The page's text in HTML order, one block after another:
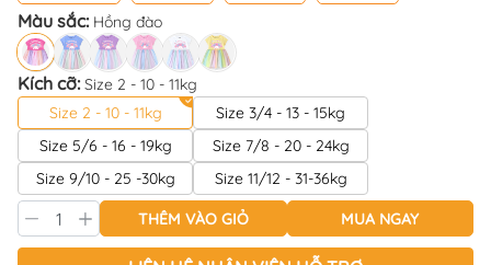
Màu sắc: Hồng đào
Kích cỡ:Size 2 - 10 - 11kg
Size 2 - 10 - 11kg
Size 3/4 - 13 - 15kg
Size 5/6 - 16 - 19kg
Size 7/8 - 20 - 24kg
Size 9/10 - 25 -30kg
Size 11/12 - 31-36kg
THÊM VÀO GIỎ MUA NGAY